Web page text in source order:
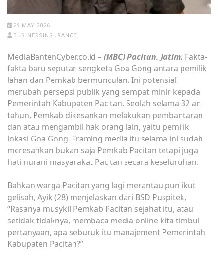
29 MAY 2026
BUSINESSINSURANCE
MediaBantenCyber.co.id – (MBC) Pacitan, Jatim: Fakta-
fakta baru seputar sengketa Goa Gong antara pemilik
lahan dan Pemkab bermunculan. Ini potensial
merubah persepsi publik yang sempat minir kepada
Pemerintah Kabupaten Pacitan. Seolah selama 32 an
tahun, Pemkab dikesankan melakukan pembantaran
dan atau mengambil hak orang lain, yaitu pemilik
lokasi Goa Gong. Framing media itu selama ini sudah
meresahkan bukan saja Pemkab Pacitan tetapi juga
hati nurani masyarakat Pacitan secara keseluruhan.
Bahkan warga Pacitan yang lagi merantau pun ikut
gelisah, Ayik (28) menjelaskan dari BSD Puspitek,
“Rasanya musykil Pemkab Pacitan sejahat itu, atau
setidak-tidaknya, membaca media online kita timbul
pertanyaan, apa seburuk itu manajement Pemerintah
Kabupaten Pacitan?”